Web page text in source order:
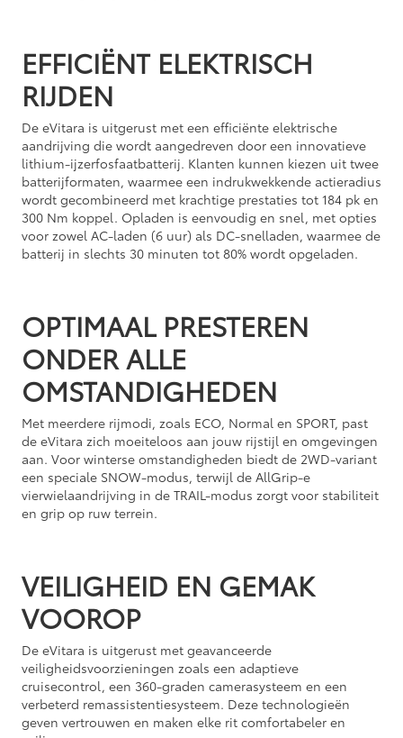
EFFICIËNT ELEKTRISCH
RIJDEN
De eVitara is uitgerust met een efficiënte elektrische
aandrijving die wordt aangedreven door een innovatieve
lithium-ijzerfosfaatbatterij. Klanten kunnen kiezen uit twee
batterijformaten, waarmee een indrukwekkende actieradius
wordt gecombineerd met krachtige prestaties tot 184 pk en
300 Nm koppel. Opladen is eenvoudig en snel, met opties
voor zowel AC-laden (6 uur) als DC-snelladen, waarmee de
batterij in slechts 30 minuten tot 80% wordt opgeladen.
OPTIMAAL PRESTEREN
ONDER ALLE
OMSTANDIGHEDEN
Met meerdere rijmodi, zoals ECO, Normal en SPORT, past
de eVitara zich moeiteloos aan jouw rijstijl en omgevingen
aan. Voor winterse omstandigheden biedt de 2WD-variant
een speciale SNOW-modus, terwijl de AllGrip-e
vierwielaandrijving in de TRAIL-modus zorgt voor stabiliteit
en grip op ruw terrein.
VEILIGHEID EN GEMAK
VOOROP
De eVitara is uitgerust met geavanceerde
veiligheidsvoorzieningen zoals een adaptieve
cruisecontrol, een 360-graden camerasysteem en een
verbeterd remassistentiesysteem. Deze technologieën
geven vertrouwen en maken elke rit comfortabeler en